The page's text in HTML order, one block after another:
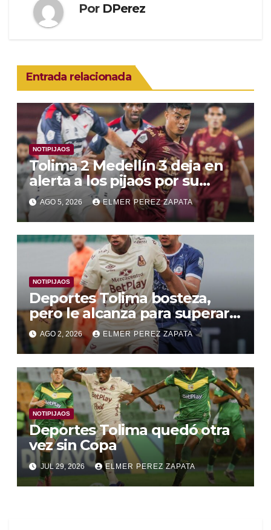
Por DPerez
Entrada relacionada
NOTIPIJAOS
Tolima 2 Medellín 3 deja en
alerta a los pijaos por su
fútbol irregular
AGO 5, 2026 ELMER PEREZ ZAPATA
NOTIPIJAOS
Deportes Tolima bosteza,
pero le alcanza para superar a
Alianza Valledupar 2 A 1
AGO 2, 2026 ELMER PEREZ ZAPATA
NOTIPIJAOS
Deportes Tolima quedó otra
vez sin Copa
JUL 29, 2026 ELMER PEREZ ZAPATA